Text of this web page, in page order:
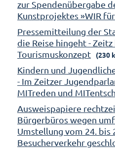
zur Spendenübergabe
Kunstprojektes »WIR für
Pressemitteilung der
die Reise hingeht -
Tourismuskonzept
(230
Kindern und
- Im Zeitzer
MITreden und
Ausweispapiere
Bürgerbüros wegen
Umstellung vom 24. bis
Besucherverkehr